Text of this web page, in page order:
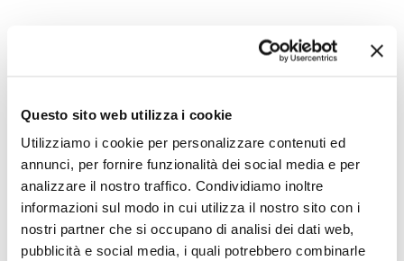
Questo sito web utilizza i cookie
Utilizziamo i cookie per personalizzare contenuti ed
annunci, per fornire funzionalità dei social media e per
analizzare il nostro traffico. Condividiamo inoltre
informazioni sul modo in cui utilizza il nostro sito con i
nostri partner che si occupano di analisi dei dati web,
pubblicità e social media, i quali potrebbero combinarle
Stampa
Condividi
Tavoli Fissi in Vetro